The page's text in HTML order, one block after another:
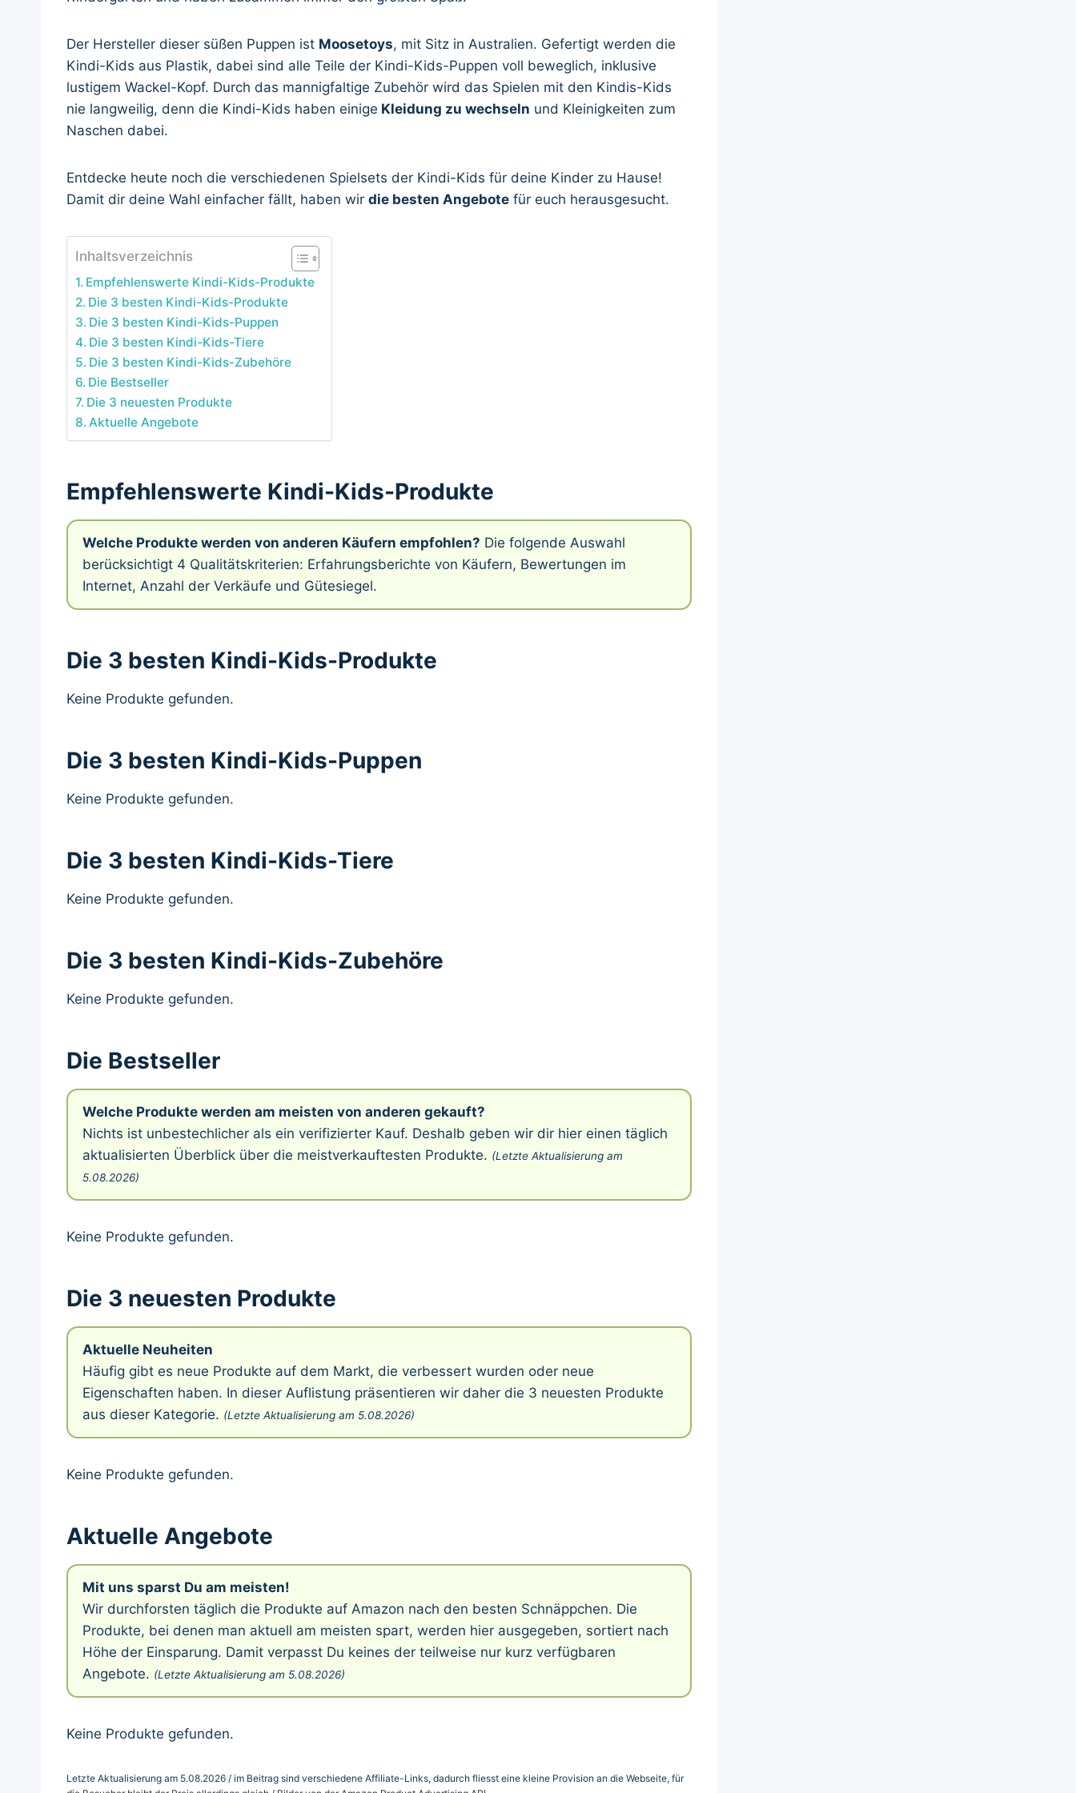
Der Hersteller dieser süßen Puppen ist Moosetoys, mit Sitz in Australien. Gefertigt werden die
Kindi-Kids aus Plastik, dabei sind alle Teile der Kindi-Kids-Puppen voll beweglich, inklusive
lustigem Wackel-Kopf. Durch das mannigfaltige Zubehör wird das Spielen mit den Kindis-Kids
nie langweilig, denn die Kindi-Kids haben einige Kleidung zu wechseln und Kleinigkeiten zum
Naschen dabei.
Entdecke heute noch die verschiedenen Spielsets der Kindi-Kids für deine Kinder zu Hause!
Damit dir deine Wahl einfacher fällt, haben wir die besten Angebote für euch herausgesucht.
Inhaltsverzeichnis
Empfehlenswerte Kindi-Kids-Produkte
Die 3 besten Kindi-Kids-Produkte
Die 3 besten Kindi-Kids-Puppen
Die 3 besten Kindi-Kids-Tiere
Die 3 besten Kindi-Kids-Zubehöre
Die Bestseller
Die 3 neuesten Produkte
Aktuelle Angebote
Empfehlenswerte Kindi-Kids-Produkte
Welche Produkte werden von anderen Käufern empfohlen? Die folgende Auswahl
berücksichtigt 4 Qualitätskriterien: Erfahrungsberichte von Käufern, Bewertungen im
Internet, Anzahl der Verkäufe und Gütesiegel.
Die 3 besten Kindi-Kids-Produkte
Keine Produkte gefunden.
Die 3 besten Kindi-Kids-Puppen
Keine Produkte gefunden.
Die 3 besten Kindi-Kids-Tiere
Keine Produkte gefunden.
Die 3 besten Kindi-Kids-Zubehöre
Keine Produkte gefunden.
Die Bestseller
Welche Produkte werden am meisten von anderen gekauft?
Nichts ist unbestechlicher als ein verifizierter Kauf. Deshalb geben wir dir hier einen täglich
aktualisierten Überblick über die meistverkauftesten Produkte. (Letzte Aktualisierung am
5.08.2026)
Keine Produkte gefunden.
Die 3 neuesten Produkte
Aktuelle Neuheiten
Häufig gibt es neue Produkte auf dem Markt, die verbessert wurden oder neue
Eigenschaften haben. In dieser Auflistung präsentieren wir daher die 3 neuesten Produkte
aus dieser Kategorie. (Letzte Aktualisierung am 5.08.2026)
Keine Produkte gefunden.
Aktuelle Angebote
Mit uns sparst Du am meisten!
Wir durchforsten täglich die Produkte auf Amazon nach den besten Schnäppchen. Die
Produkte, bei denen man aktuell am meisten spart, werden hier ausgegeben, sortiert nach
Höhe der Einsparung. Damit verpasst Du keines der teilweise nur kurz verfügbaren
Angebote. (Letzte Aktualisierung am 5.08.2026)
Keine Produkte gefunden.
Letzte Aktualisierung am 5.08.2026 / im Beitrag sind verschiedene Affiliate-Links, dadurch fliesst eine kleine Provision an die Webseite, für